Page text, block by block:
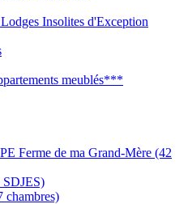
Lodges Insolites d'Exception
meublés***
Ferme de ma Grand-Mère (42
SDJES)
chambres)